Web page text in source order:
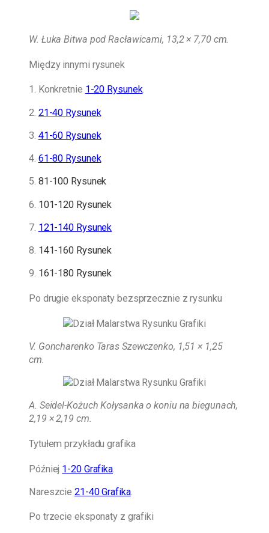
W. Łuka Bitwa pod Racławicami, 13,2 × 7,70 cm.
Między innymi rysunek
1. Konkretnie 1-20 Rysunek.
2. 21-40 Rysunek
3. 41-60 Rysunek
4. 61-80 Rysunek
5. 81-100 Rysunek
6. 101-120 Rysunek
7. 121-140 Rysunek
8. 141-160 Rysunek
9. 161-180 Rysunek
Po drugie eksponaty bezsprzecznie z rysunku
V. Goncharenko Taras Szewczenko, 1,51 × 1,25
cm.
A. Seidel-Kożuch Kołysanka o koniu na biegunach,
2,19 × 2,19 cm.
Tytułem przykładu grafika
Później 1-20 Grafika
Nareszcie21-40 Grafika.
Po trzecie eksponaty z grafiki